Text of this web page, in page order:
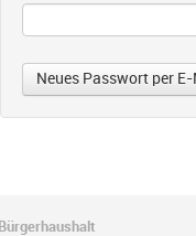
Bürgerhaushalt